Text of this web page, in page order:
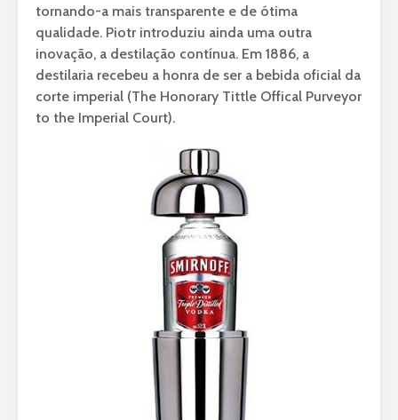
tornando-a mais transparente e de ótima
qualidade. Piotr introduziu ainda uma outra
inovação, a destilação contínua. Em 1886, a
destilaria recebeu a honra de ser a bebida oficial da
corte imperial (The Honorary Tittle Offical Purveyor
to the Imperial Court).